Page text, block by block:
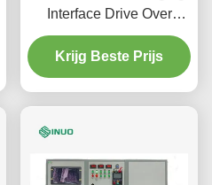
Interface Drive Over
Testing Machine voor
stekkervoertuigconnector
Krijg Beste Prijs